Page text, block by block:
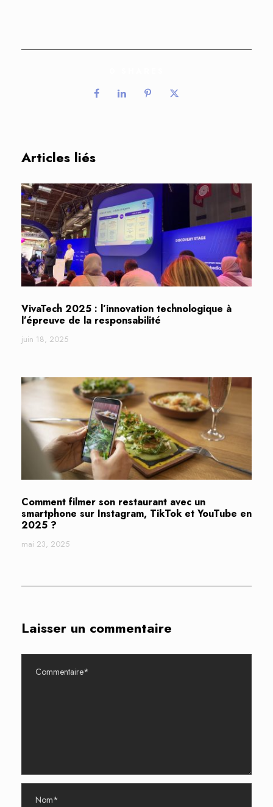
Articles liés
VivaTech 2025 : l’innovation technologique à
l’épreuve de la responsabilité
juin 18, 2025
Comment filmer son restaurant avec un
smartphone sur Instagram, TikTok et YouTube en
2025 ?
mai 23, 2025
Laisser un commentaire